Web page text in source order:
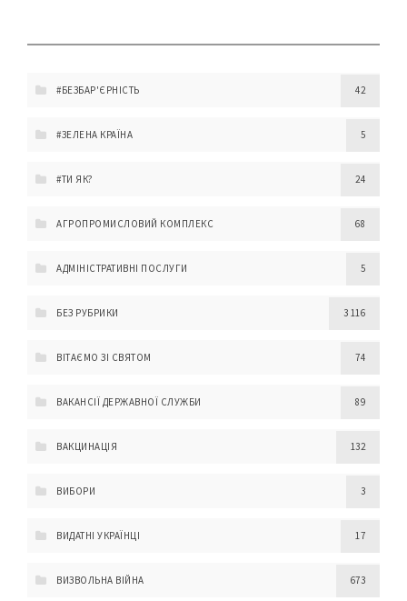
#БЕЗБАР'ЄРНІСТЬ 42
#ЗЕЛЕНА КРАЇНА 5
#ТИ ЯК? 24
АГРОПРОМИСЛОВИЙ КОМПЛЕКС 68
АДМІНІСТРАТИВНІ ПОСЛУГИ 5
БЕЗ РУБРИКИ 3 116
ВІТАЄМО ЗІ СВЯТОМ 74
ВАКАНСІЇ ДЕРЖАВНОЇ СЛУЖБИ 89
ВАКЦИНАЦІЯ 132
ВИБОРИ 3
ВИДАТНІ УКРАЇНЦІ 17
ВИЗВОЛЬНА ВІЙНА 673